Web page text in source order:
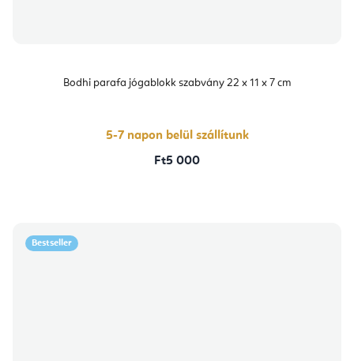
Bodhi parafa jógablokk szabvány 22 x 11 x 7 cm
5-7 napon belül szállítunk
Ft5 000
Bestseller